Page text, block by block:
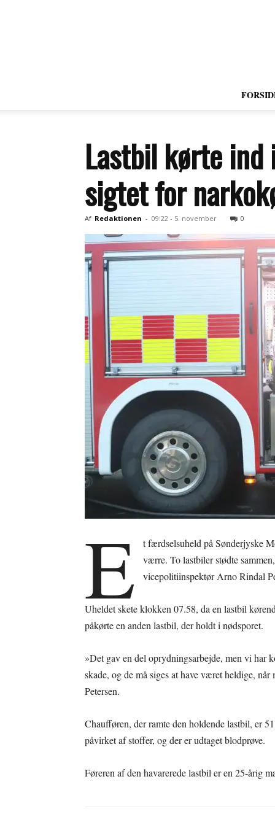
Lastbil kørte ind
sigtet for
Af Redaktionen - 09:22 - 5. november 0
E
t færdselsuheld på Sønderjyske
værre. To lastbiler stødte
vicepolitiinspektør Arno Rindal
Uheldet skete klokken 07.58, da en lastbil
påkørte en anden lastbil, der holdt i nødsporet.
»Det gav en del oprydningsarbejde, men vi
skade, og de må siges at have været heldige,
Petersen.
Chaufføren, der ramte den holdende lastbil, er
påvirket af stoffer, og der er udtaget blodprøve.
Føreren af den havarerede lastbil er en 25-årig